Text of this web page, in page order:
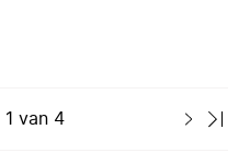
1 van 4